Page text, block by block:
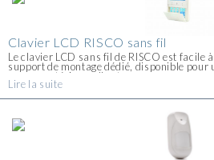
Clavier LCD RISCO sans fil
Le clavier LCD sans fil de RISCO est facile
support de montage dédié, disponible
comme extérieure. Il est conçu pour
d'émetteur et récepteur. L'emplacement [...]
Lire la suite